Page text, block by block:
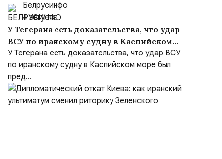
Белрусинфо
4 августа
У Тегерана есть доказательства, что удар
ВСУ по иранскому судну в Каспийском
море был преднамеренным, несмотря на
заверения Киева
У Тегерана есть доказательства, что удар ВСУ
по иранскому судну в Каспийском море был
пред...